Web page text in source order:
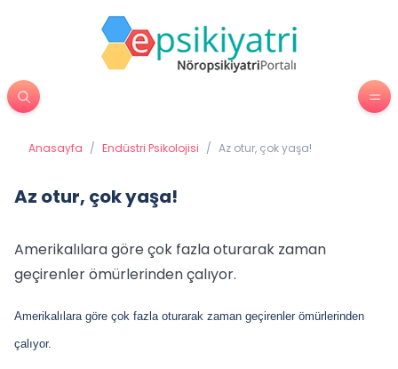
Anasayfa / Endüstri Psikolojisi / Az otur, çok yaşa!
Az otur, çok yaşa!
Amerikalılara göre çok fazla oturarak zaman
geçirenler ömürlerinden çalıyor.
Amerikalılara göre çok fazla oturarak zaman geçirenler ömürlerinden
çalıyor.